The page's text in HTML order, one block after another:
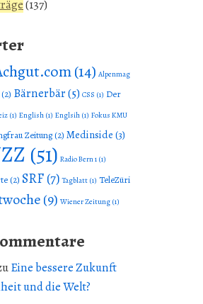
(137)
(14) Alpenmag
(2) Bärnerbär(5) CSS (1) Der
(1) English (1) Englsih (1) Fokus KMU
Zeitung(2) Medinside (3)
(51) Radio Bern 1 (1)
(2) SRF (7) Tagblatt (1) TeleZüri
(9) Wiener Zeitung (1)
Eine bessere Zukunft
und die Welt?